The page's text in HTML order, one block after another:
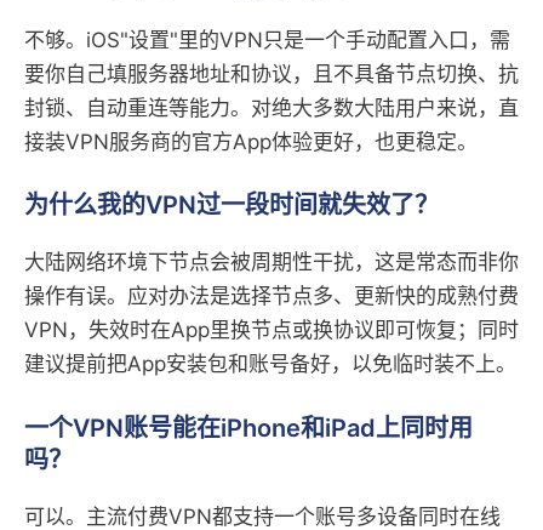
不够。iOS"设置"里的VPN只是一个手动配置入口，需
要你自己填服务器地址和协议，且不具备节点切换、抗
封锁、自动重连等能力。对绝大多数大陆用户来说，直
接装VPN服务商的官方App体验更好，也更稳定。
为什么我的VPN过一段时间就失效了？
大陆网络环境下节点会被周期性干扰，这是常态而非你
操作有误。应对办法是选择节点多、更新快的成熟付费
VPN，失效时在App里换节点或换协议即可恢复；同时
建议提前把App安装包和账号备好，以免临时装不上。
一个VPN账号能在iPhone和iPad上同时用
吗？
可以。主流付费VPN都支持一个账号多设备同时在线